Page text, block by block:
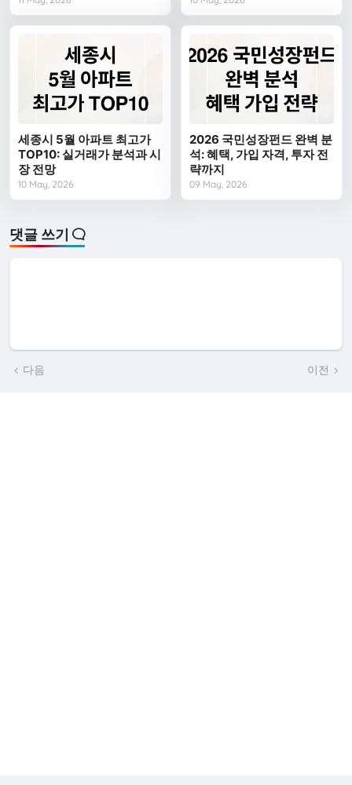
세종시 5월 아파트 최고가
TOP10: 실거래가 분석과 시
장 전망
10 May, 2026
2026 국민성장펀드 완벽 분
석: 혜택, 가입 자격, 투자 전
략까지
09 May, 2026
댓글 쓰기
다음 이전